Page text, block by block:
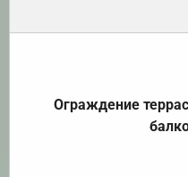
Ограждение